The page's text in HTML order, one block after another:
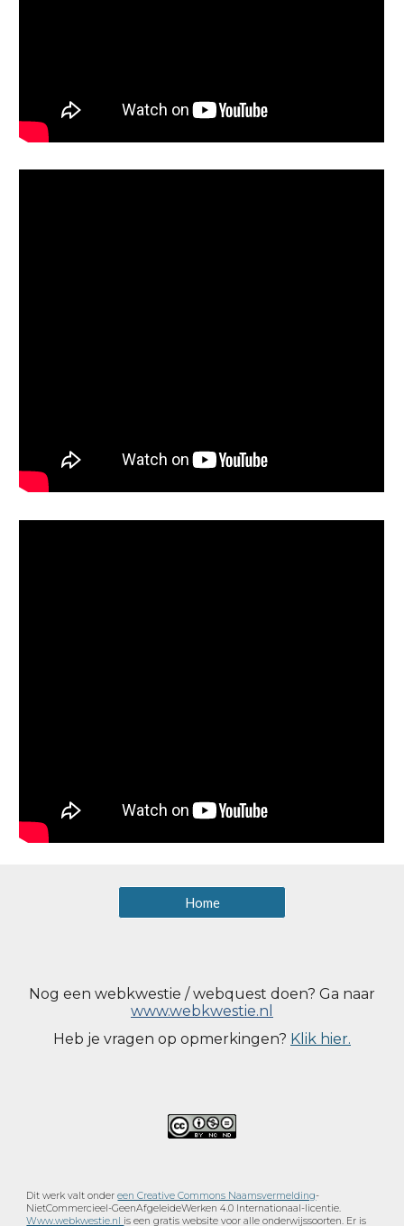
Home
Nog een webkwestie / webquest doen? Ga naar
www.webkwestie.nl
Heb je vragen op opmerkingen? Klik hier.
Dit werk valt ondereen Creative Commons Naamsvermelding-
NietCommercieel-GeenAfgeleideWerken 4.0 Internationaal-licentie.
Www.webkwestie.nl is een gratis website voor alle onderwijssoorten. Er is